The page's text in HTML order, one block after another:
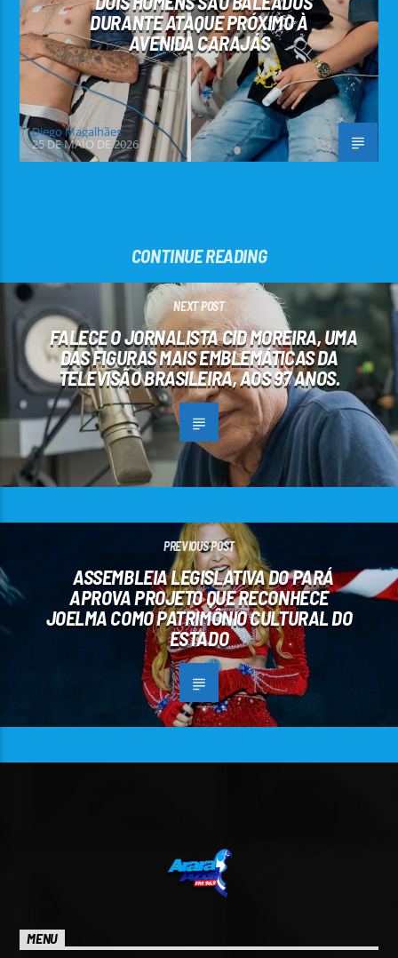
DURANTE ATAQUE PRÓXIMO À
AVENIDA CARAJÁS
Diego Magalhães
25 DE MAIO DE 2026
CONTINUE READING
NEXT POST
FALECE O JORNALISTA CID MOREIRA, UMA
DAS FIGURAS MAIS EMBLEMÁTICAS DA
TELEVISÃO BRASILEIRA, AOS 97 ANOS.
PREVIOUS POST
ASSEMBLEIA LEGISLATIVA DO PARÁ
APROVA PROJETO QUE RECONHECE
JOELMA COMO PATRIMÔNIO CULTURAL DO
ESTADO
MENU